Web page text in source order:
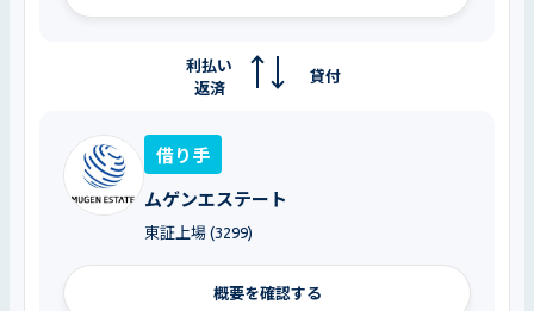
貸付
利払い
返済
借り手
ムゲンエステート
東証上場 (3299)
概要を確認する